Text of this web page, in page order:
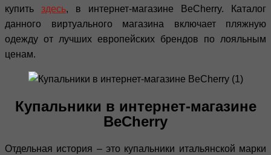
купить здесь, в интернет-магазине BeCherry. Каталог
данного виртуального магазина включает пляжную
одежду от лучших европейских брендов по лояльным
ценам.
Купальники в интернет-магазине
BeCherry
Отдельная история – это купальники итальянской марки